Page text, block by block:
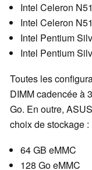
Intel Celeron
Intel Celeron
Intel Pentium
Intel Pentium
Toutes les
DIMM cadencée à
Go. En outre,
choix de stockage :
64 GB eMMC
128 Go eMMC